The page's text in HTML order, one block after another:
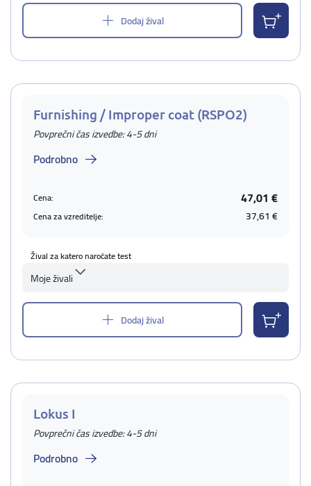
Dodaj žival
Furnishing / Improper coat (RSPO2)
Povprečni čas izvedbe: 4-5 dni
Podrobno
Cena: 47,01 €
Cena za vzreditelje: 37,61 €
Žival za katero naročate test
Moje živali
Dodaj žival
Lokus I
Povprečni čas izvedbe: 4-5 dni
Podrobno